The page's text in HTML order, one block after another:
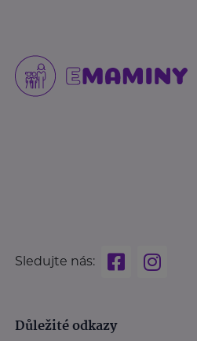
Sledujte nás:
Důležité odkazy